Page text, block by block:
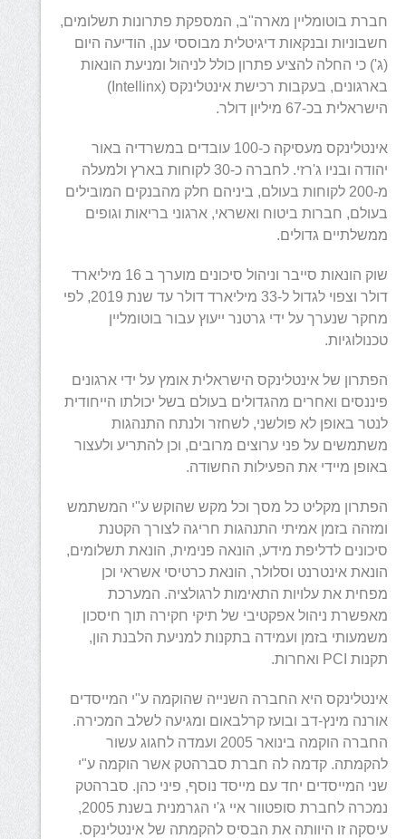
חברת בוטומליין מארה"ב, המספקת פתרונות תשלומים,
חשבוניות ובנקאות דיגיטלית מבוססי ענן, הודיעה היום
(ג') כי החלה להציע פתרון כולל לניהול ומניעת הונאות
בארגונים, בעקבות רכישת אינטלינקס (Intellinx)
הישראלית בכ-67 מיליון דולר.
אינטלינקס מעסיקה כ-100 עובדים במשרדיה באור
יהודה ובניו ג'רזי. לחברה כ-30 לקוחות בארץ ולמעלה
מ-200 לקוחות בעולם, ביניהם חלק מהבנקים המובילים
בעולם, חברות ביטוח ואשראי, ארגוני בריאות וגופים
ממשלתיים גדולים.
שוק הונאות סייבר וניהול סיכונים מוערך ב 16 מיליארד
דולר וצפוי לגדול ל-33 מיליארד דולר עד שנת 2019, לפי
מחקר שנערך על ידי גרטנר ייעוץ עבור בוטומליין
טכנולוגיות.
הפתרון של אינטלינקס הישראלית אומץ על ידי ארגונים
פיננסים ואחרים מהגדולים בעולם בשל יכולתו הייחודית
לנטר באופן לא פולשני, לשחזר ולנתח התנהגות
משתמשים על פני ערוצים מרובים, וכן להתריע ולעצור
באופן מיידי את הפעילות החשודה.
הפתרון מקליט כל מסך וכל מקש שהוקש ע"י המשתמש
ומזהה בזמן אמיתי התנהגות חריגה לצורך הקטנת
סיכונים לדליפת מידע, הונאה פנימית, הונאת תשלומים,
הונאת אינטרנט וסלולר, הונאת כרטיסי אשראי וכן
מפחית את עלויות התאימות לרגולציה. המערכת
מאפשרת ניהול אפקטיבי של תיקי חקירה תוך חיסכון
משמעותי בזמן ועמידה בתקנות למניעת הלבנת הון,
תקנות PCI ואחרות.
אינטלינקס היא החברה השנייה שהוקמה ע"י המייסדים
אורנה מינץ-דב ובועז קרלבאום ומגיעה לשלב המכירה.
החברה הוקמה בינואר 2005 ועמדה לחגוג עשור
להקמתה. קדמה לה חברת סברהטק אשר הוקמה ע"י
שני המייסדים יחד עם מייסד נוסף, פיני כהן. סברהטק
נמכרה לחברת סופטוור איי ג'י הגרמנית בשנת 2005,
עיסקה זו היוותה את הבסיס להקמתה של אינטלינקס.